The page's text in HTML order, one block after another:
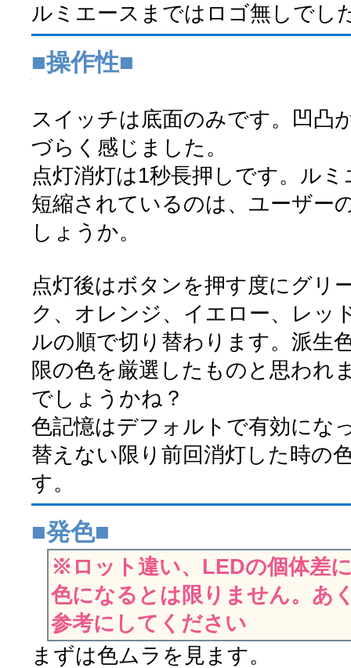
ルミエースまではロゴ無しでし
■操作性■
スイッチは底面のみです。凹凸
づらく感じました。
点灯消灯は1秒長押しです。ル
短縮されているのは、ユーザー
しょうか。
点灯後はボタンを押す度にグリ
ク、オレンジ、イエロー、レッ
ルの順で切り替わります。派生
限の色を厳選したものと思われ
でしょうかね？
色記憶はデフォルトで有効にな
替えない限り前回消灯した時の
す。
■発色■
※ロット違い、LEDの個体差
色になるとは限りません。あ
参考にしてください
まずは色ムラを見ます。